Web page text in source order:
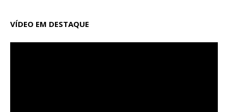
VÍDEO EM DESTAQUE